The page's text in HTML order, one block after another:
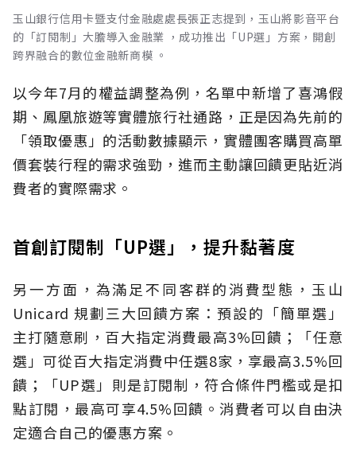
玉山銀行信用卡暨支付金融處處長張正志提到，玉山將影音平台
的「訂閱制」大膽導入金融業 ，成功推出「UP選」方案，開創
跨界融合的數位金融新商模 。
以今年7月的權益調整為例，名單中新增了喜鴻假
期、鳳凰旅遊等實體旅行社通路，正是因為先前的
「領取優惠」的活動數據顯示，實體團客購買高單
價套裝行程的需求強勁，進而主動讓回饋更貼近消
費者的實際需求。
首創訂閱制「UP選」，提升黏著度
另一方面，為滿足不同客群的消費型態，玉山
Unicard 規劃三大回饋方案：預設的「簡單選」
主打隨意刷，百大指定消費最高3%回饋；「任意
選」可從百大指定消費中任選8家，享最高3.5%回
饋；「UP選」則是訂閱制，符合條件門檻或是扣
點訂閱，最高可享4.5%回饋。消費者可以自由決
定適合自己的優惠方案。